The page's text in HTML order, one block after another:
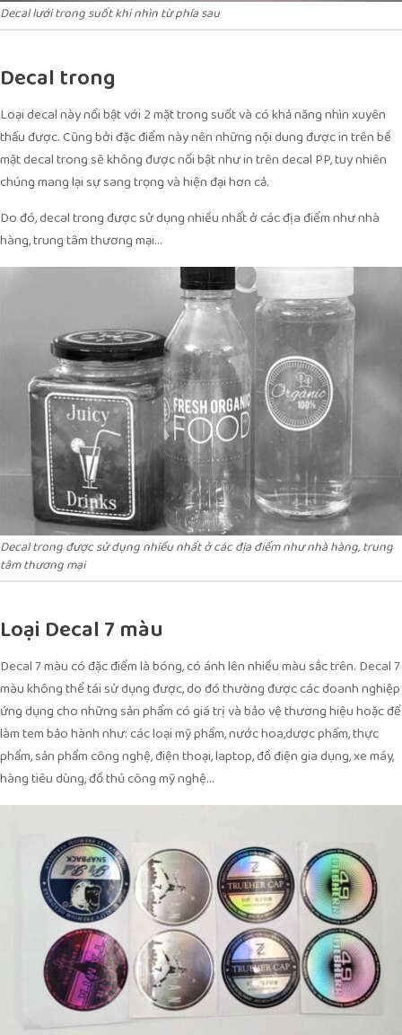
Decal lưới trong suốt khi nhìn từ phía sau
Decal trong
Loại decal này nổi bật với 2 mặt trong suốt và có khả năng nhìn xuyên
thấu được. Cũng bởi đặc điểm này nên những nội dung được in trên bề
mặt decal trong sẽ không được nổi bật như in trên decal PP, tuy nhiên
chúng mang lại sự sang trọng và hiện đại hơn cả.
Do đó, decal trong được sử dụng nhiều nhất ở các địa điểm như nhà
hàng, trung tâm thương mại…
Decal trong được sử dụng nhiều nhất ở các địa điểm như nhà hàng, trung
tâm thương mại
Loại Decal 7 màu
Decal 7 màu có đặc điểm là bóng, có ánh lên nhiều màu sắc trên. Decal 7
màu không thể tái sử dụng được, do đó thường được các doanh nghiệp
ứng dụng cho những sản phẩm có giá trị và bảo vệ thương hiệu hoặc để
làm tem bảo hành như: các loại mỹ phẩm, nước hoa,dược phẩm, thực
phẩm, sản phẩm công nghệ, điện thoại, laptop, đồ điện gia dụng, xe máy,
hàng tiêu dùng, đồ thủ công mỹ nghệ…